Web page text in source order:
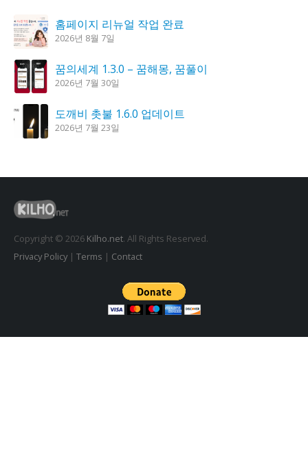
홈페이지 리뉴얼 작업 완료
2026년 8월 7일
꿈의세계 1.3.0 – 꿈해몽, 꿈풀이
2026년 7월 30일
도깨비 촛불 1.6.0 업데이트
2026년 7월 23일
시크릿DNS 3.9.3 업데이트
2026년 7월 30일
Copyright © 2026 Kilho.net. All Rights Reserved.
Privacy Policy| Terms | Contact